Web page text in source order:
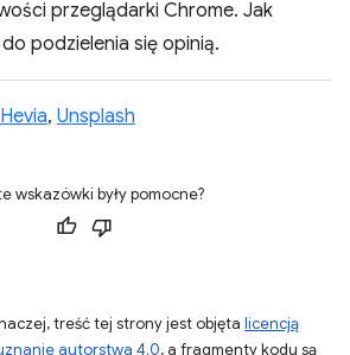
przeglądarki Chrome. Jak
podzielenia się opinią.
, Unsplash
wskazówki były pomocne?
treść tej strony jest objęta licencją
autorstwa 4.0, a fragmenty kodu są